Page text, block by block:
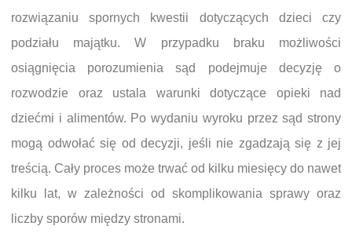
rozwiązaniu spornych kwestii dotyczących dzieci czy
podziału majątku. W przypadku braku możliwości
osiągnięcia porozumienia sąd podejmuje decyzję o
rozwodzie oraz ustala warunki dotyczące opieki nad
dziećmi i alimentów. Po wydaniu wyroku przez sąd strony
mogą odwołać się od decyzji, jeśli nie zgadzają się z jej
treścią. Cały proces może trwać od kilku miesięcy do nawet
kilku lat, w zależności od skomplikowania sprawy oraz
liczby sporów między stronami.